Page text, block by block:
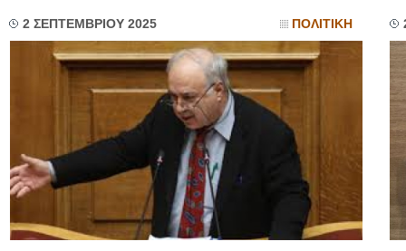
2 ΣΕΠΤΕΜΒΡΙΟΥ 2025 ΠΟΛΙΤΙΚΗ